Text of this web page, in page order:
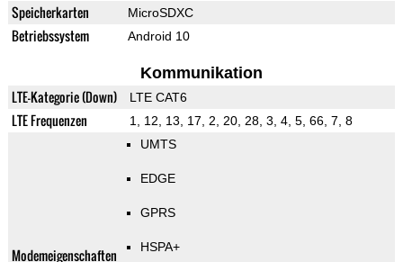
Speicherkarten MicroSDXC
Betriebssystem Android 10
Kommunikation
LTE-Kategorie (Down) LTE CAT6
LTE Frequenzen 1, 12, 13, 17, 2, 20, 28, 3, 4, 5, 66, 7, 8
Modemeigenschaften
UMTS
EDGE
GPRS
HSPA+